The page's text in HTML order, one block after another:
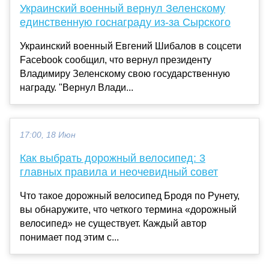
Украинский военный вернул Зеленскому
единственную госнаграду из-за Сырского
Украинский военный Евгений Шибалов в соцсети
Facebook сообщил, что вернул президенту
Владимиру Зеленскому свою государственную
награду. "Вернул Влади...
17:00, 18 Июн
Как выбрать дорожный велосипед: 3
главных правила и неочевидный совет
Что такое дорожный велосипед Бродя по Рунету,
вы обнаружите, что четкого термина «дорожный
велосипед» не существует. Каждый автор
понимает под этим с...